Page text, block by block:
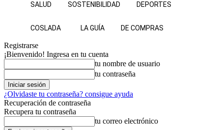
SALUD SOSTENIBILIDAD DEPORTES
COSLADA LA GUÍA DE COMPRAS
Registrarse
¡Bienvenido! Ingresa en tu cuenta
tu nombre de usuario
tu contraseña
¿Olvidaste tu contraseña? consigue ayuda
Recuperación de contraseña
Recupera tu contraseña
tu correo electrónico